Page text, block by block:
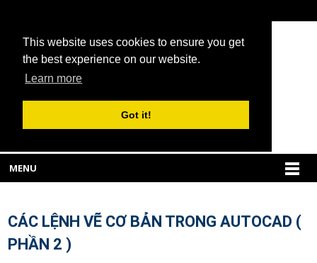
This website uses cookies to ensure you get
the best experience on our website.
Learn more
Got it!
MENU
CÁC LỆNH VẼ CƠ BẢN TRONG AUTOCAD (
PHẦN 2 )